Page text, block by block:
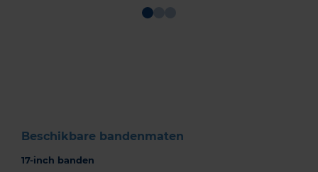
Beschikbare bandenmaten
17-inch banden